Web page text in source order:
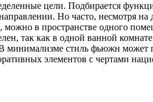
цели. Подбирается
Но часто, несмотря
в пространстве одного
так как в одной ванной
минимализме стиль фьюжн может
элементов с чертами